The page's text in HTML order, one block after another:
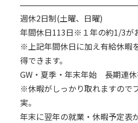
週休2日制(土曜、日曜)
年間休日113日※１年の約1/3が
※上記年間休日に加え有給休暇
得できます。
GW・夏季・年末年始 長期連休
※休暇がしっかり取れますので
実。
年末に翌年の就業・休暇予定表